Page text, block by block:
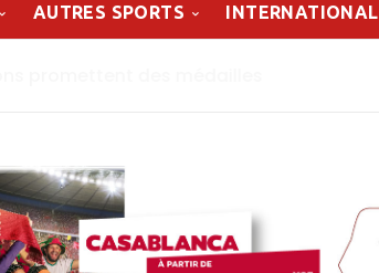
AUTRES SPORTS INTERNATIONAL